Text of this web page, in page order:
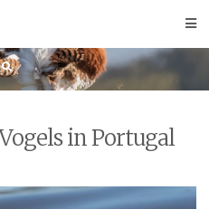
in Portugal